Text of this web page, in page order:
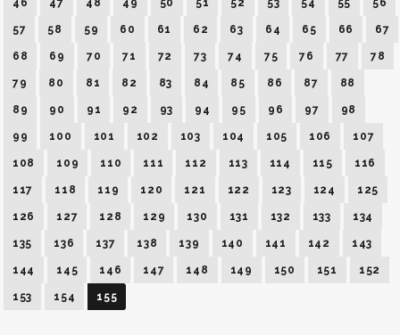
57 58 59 60 61 62 63 64 65 66 67
68 69 70 71 72 73 74 75 76 77 78
79 80 81 82 83 84 85 86 87 88
89 90 91 92 93 94 95 96 97 98
99 100 101 102 103 104 105 106 107
108 109 110 111 112 113 114 115 116
117 118 119 120 121 122 123 124 125
126 127 128 129 130 131 132 133 134
135 136 137 138 139 140 141 142 143
144 145 146 147 148 149 150 151 152
153 154 155